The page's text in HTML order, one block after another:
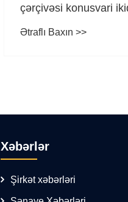
çərçivəsi konusvari
tənzimlənməsi
Ətraflı Baxın >>
Xəbərlər
Şirkət xəbərləri